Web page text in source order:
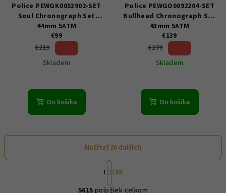
Police PEWGK0053902-SET
Soul Chronograph Set
44mm 5ATM
€99
€219
Skladem
Do košíka
Police PEWGO0092204-SET
Bullhead Chronograph Set
43mm 5ATM
€139
€279
Skladem
Do košíka
Načítať 30 ďalších
S
t
1 188
5615 položiek celkom